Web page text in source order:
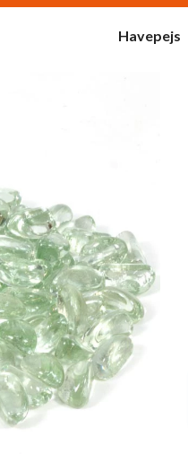
Havepejs